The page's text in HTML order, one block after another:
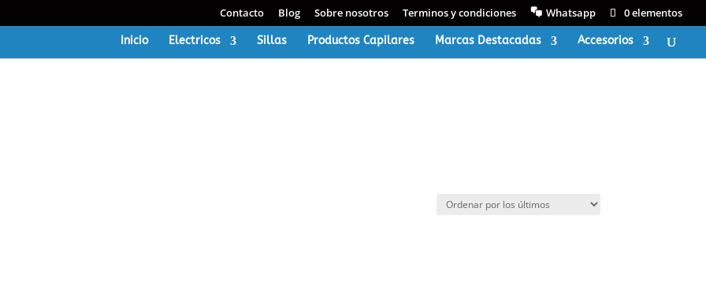
Contacto Blog Sobre nosotros Terminos y condiciones Whatsapp 0 elementos
Inicio Electricos Sillas Productos Capilares Marcas Destacadas Accesorios